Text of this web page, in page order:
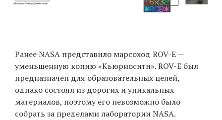
Ранее NASA представило марсоход ROV-E —
уменьшенную копию «Кьюриосити». ROV-E был
предназначен для образовательных целей,
однако состоял из дорогих и уникальных
материалов, поэтому его невозможно было
собрать за пределами лаборатории NASA.